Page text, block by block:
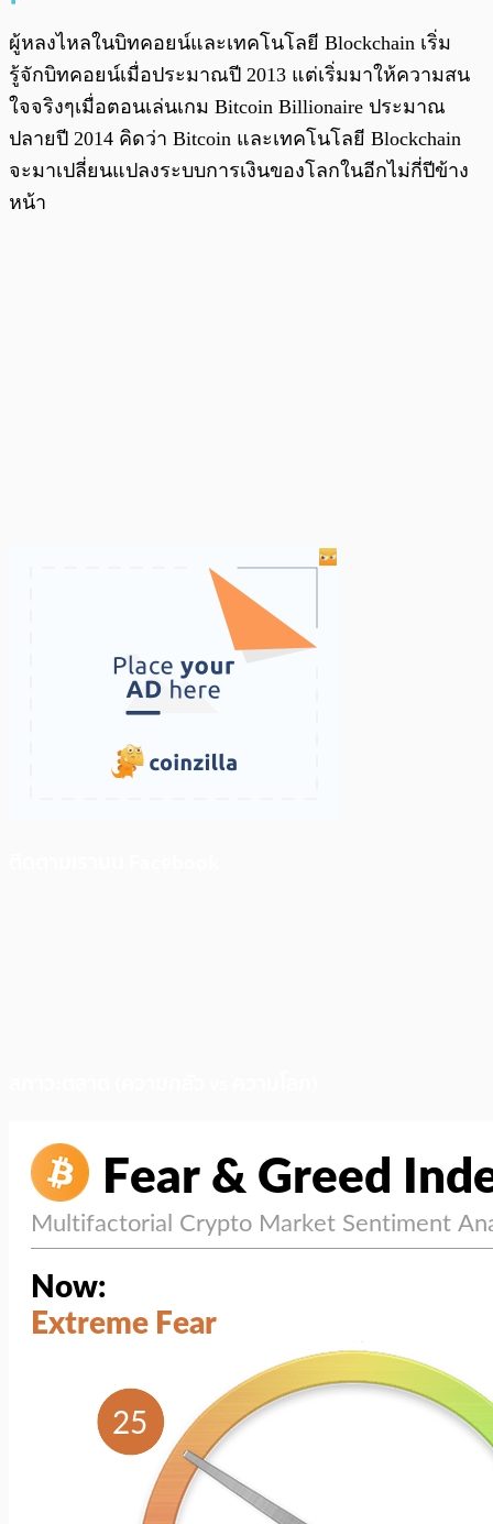
ผู้หลงไหลในบิทคอยน์และเทคโนโลยี Blockchain เริ่ม
รู้จักบิทคอยน์เมื่อประมาณปี 2013 แต่เริ่มมาให้ความสน
ใจจริงๆเมื่อตอนเล่นเกม Bitcoin Billionaire ประมาณ
ปลายปี 2014 คิดว่า Bitcoin และเทคโนโลยี Blockchain
จะมาเปลี่ยนแปลงระบบการเงินของโลกในอีกไม่กี่ปีข้าง
หน้า